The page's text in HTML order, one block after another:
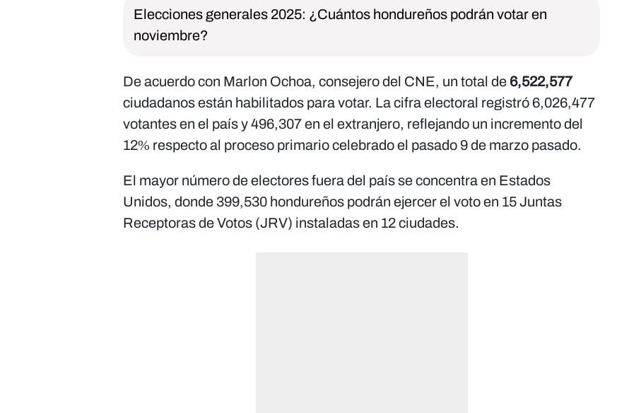
Elecciones generales 2025: ¿Cuántos hondureños podrán votar en
noviembre?
De acuerdo con Marlon Ochoa, consejero del CNE, un total de 6,522,577
ciudadanos están habilitados para votar. La cifra electoral registró 6,026,477
votantes en el país y 496,307 en el extranjero, reflejando un incremento del
12% respecto al proceso primario celebrado el pasado 9 de marzo pasado.
El mayor número de electores fuera del país se concentra en Estados
Unidos, donde 399,530 hondureños podrán ejercer el voto en 15 Juntas
Receptoras de Votos (JRV) instaladas en 12 ciudades.